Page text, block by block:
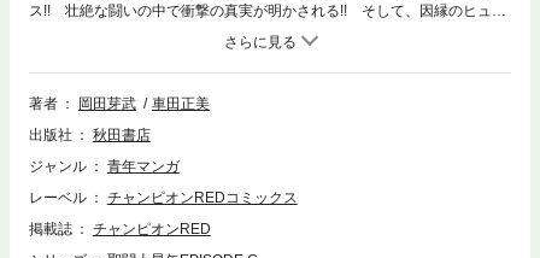
ス!! 壮絶な闘いの中で衝撃の真実が明かされる!! そして、因縁のヒュペ
リオンが黒き太陽を背負い、現れる!! 悲しみの拳はティターンの地をつ
著者 岡田芽武
車田正美
出版社
秋田書店
ジャンル
青年マンガ
レーベル
チャンピオンREDコミックス
掲載誌
チャンピオンRED